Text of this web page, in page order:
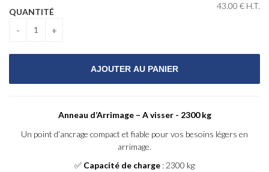
43.00 € H.T.
QUANTITÉ
Anneau d’Arrimage – A visser - 2300 kg
Un point d’ancrage compact et fiable pour vos besoins légers en
arrimage.
✅ Capacité de charge : 2300 kg